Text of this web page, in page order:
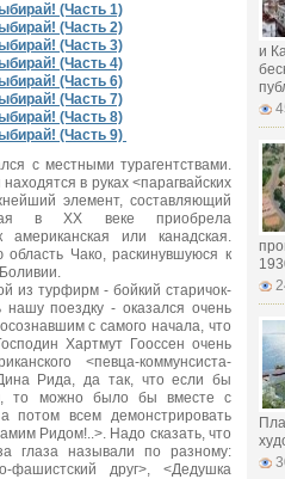
(Часть 1)
(Часть 2)
(Часть 3)
(Часть 4)
(Часть 6)
(Часть 7)
(Часть 8)
(Часть 9)
с местными турагентствами.
в руках <парагвайских
элемент, составляющий
в XX веке приобрела
американская или канадская.
Чако, раскинувшуюся к
из турфирм - бойкий старичок-
нашу поездку - оказался очень
с самого начала, что
Хартмут Гооссен очень
<певца-коммунсиста-
Рида, да так, что если бы
то можно было бы вместе с
потом всем демонстрировать
Ридом!..>. Надо сказать, что
глаза называли по разному:
фашистский друг>, <Дедушка
и